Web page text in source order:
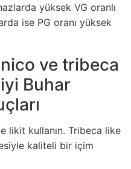
yüksek VG oranlı
ise PG oranı yüksek
ve tribeca
Buhar
likit kullanın. Tribeca like
kaliteli bir içim